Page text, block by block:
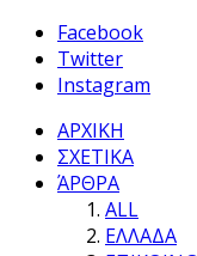
Facebook
Twitter
Instagram
ΑΡΧΙΚΗ
ΣΧΕΤΙΚΑ
ΆΡΘΡΑ
ALL
ΕΛΛΑΔΑ